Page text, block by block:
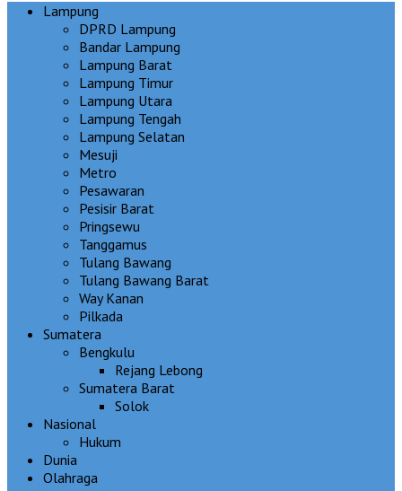
Lampung
DPRD Lampung
Bandar Lampung
Lampung Barat
Lampung Timur
Lampung Utara
Lampung Tengah
Lampung Selatan
Mesuji
Metro
Pesawaran
Pesisir Barat
Pringsewu
Tanggamus
Tulang Bawang
Tulang Bawang Barat
Way Kanan
Pilkada
Sumatera
Bengkulu
Rejang Lebong
Sumatera Barat
Solok
Nasional
Hukum
Dunia
Olahraga